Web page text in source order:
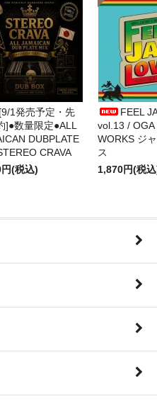
[9/1発売予定・先
]●数量限定●ALL
DUBPLATE
CRAVA
(税込)
FEEL
vol.13 / OGA
WORKS ジ
ス
1,870円(税